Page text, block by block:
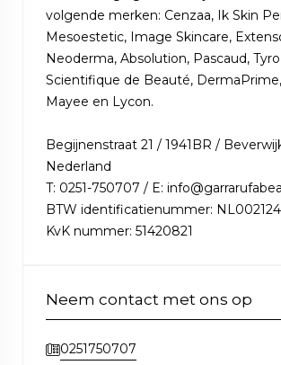
volgende merken: Cenzaa, Ik Skin
Mesoestetic, Image Skincare,
Neoderma, Absolution, Pascaud,
Scientifique de Beauté,
Mayee en Lycon.
Begijnenstraat 21 / 1941BR /
Nederland
T: 0251-750707 / E:
BTW identificatienummer:
KvK nummer: 51420821
Neem contact met ons op
0251750707